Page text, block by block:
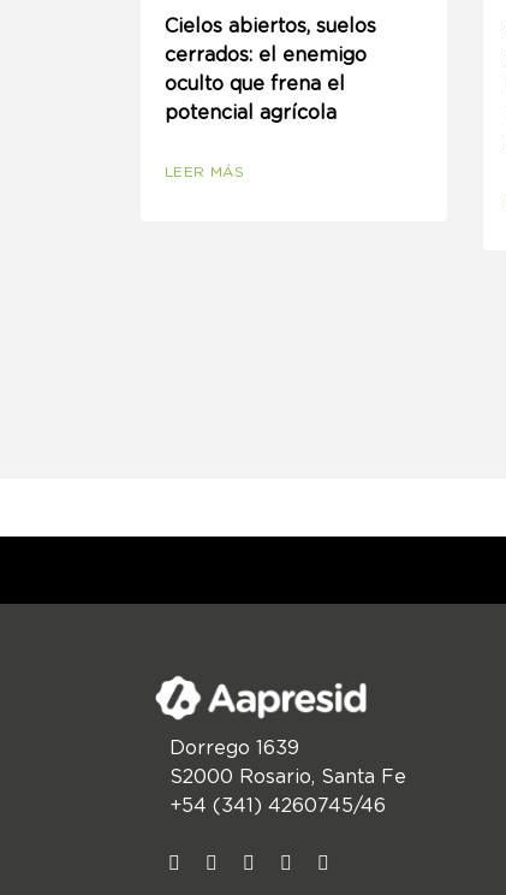
Cielos abiertos, suelos
cerrados: el enemigo
oculto que frena el
potencial agrícola
LEER MÁS
Dorrego 1639
S2000 Rosario, Santa Fe
+54 (341) 4260745/46